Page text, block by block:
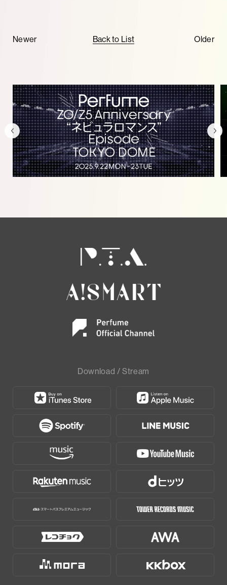
Newer Back to List Older
Download / Stream